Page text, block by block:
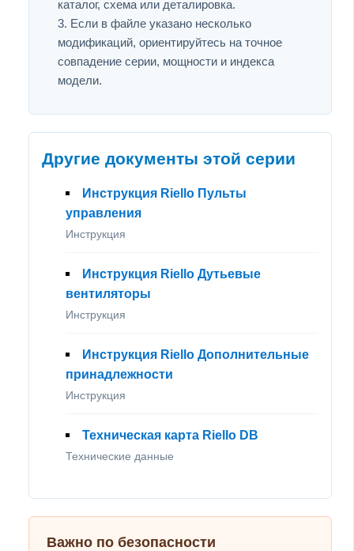
каталог, схема или деталировка.
Если в файле указано несколько
модификаций, ориентируйтесь на точное
совпадение серии, мощности и индекса
модели.
Другие документы этой серии
Инструкция Riello Пульты
управления
Инструкция
Инструкция Riello Дутьевые
вентиляторы
Инструкция
Инструкция Riello Дополнительные
принадлежности
Инструкция
Техническая карта Riello DB
Технические данные
Важно по безопасности